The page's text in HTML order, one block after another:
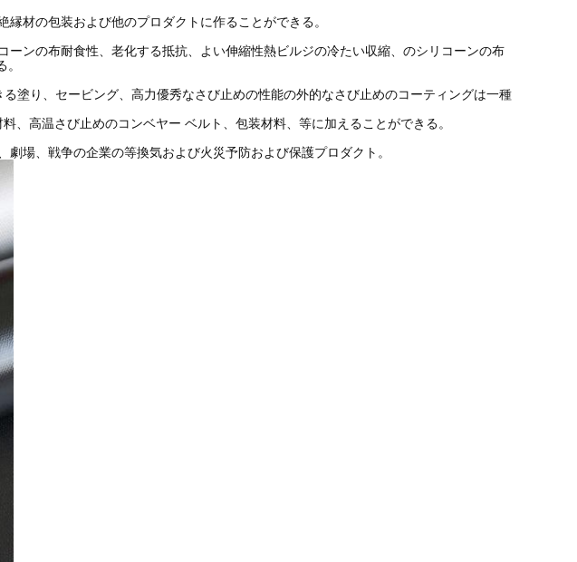
材の包装および他のプロダクトに作ることができる。
ンの布耐食性、老化する抵抗、よい伸縮性熱ビルジの冷たい収縮、のシリコーンの布
塗り、セービング、高力優秀なさび止めの性能の外的なさび止めのコーティングは一種
、高温さび止めのコンベヤー ベルト
、包装材料、等に加えることができる。
場、戦争の企業の等換気および火災予防および保護プロダクト。